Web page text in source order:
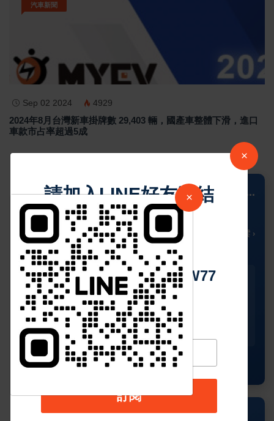
汽車新聞
Sep 02 2024 4929
2024年8月台灣新車掛牌數 29,403 輛，國產車整體下滑，進口
車款市占率超過5成
📍 Columbus ...
🌥️23°C 🌡️ 局部多雲 ›
今天
🌥️
24°
18°
星期二
🌥️
23°
19°
星期三
☀️
25°
20°
星期四
25°
21°
查看完整預測
💱 外幣兌換 (USD)
×
請加入LINE好友連結
中 華 超 傳 媒
Https://reurl.cc/adqW77
訂閱
×